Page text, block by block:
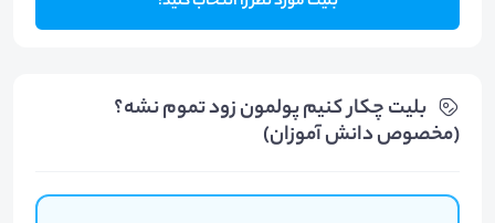
بلیت‌ چکار کنیم پولمون زود تموم نشه؟
(مخصوص دانش آموزان)